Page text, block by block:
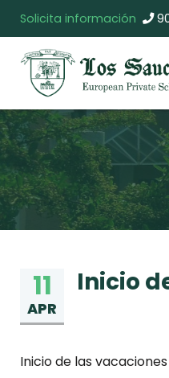
Solicita información
11
APR
Inicio
Inicio de las